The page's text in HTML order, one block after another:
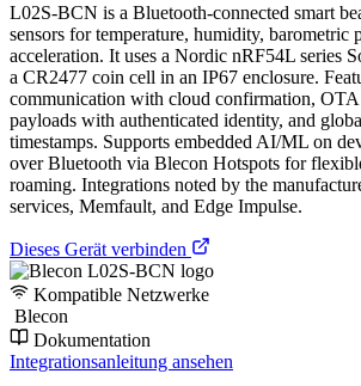
L02S-BCN is a Bluetooth-connected smart
sensors for temperature, humidity, barometric
acceleration. It uses a Nordic nRF54L series
a CR2477 coin cell in an IP67 enclosure.
communication with cloud confirmation, OTA
payloads with authenticated identity, and
timestamps. Supports embedded AI/ML on
over Bluetooth via Blecon Hotspots for
roaming. Integrations noted by the
services, Memfault, and Edge Impulse.
Dieses Gerät verbinden
Kompatible Netzwerke
Blecon
Dokumentation
Integrationsanleitung ansehen